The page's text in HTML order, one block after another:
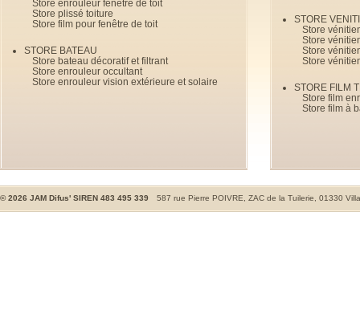
Store enrouleur fenêtre de toit
Store plissé toiture
Store film pour fenêtre de toit
STORE BATEAU
Store bateau décoratif et filtrant
Store enrouleur occultant
Store enrouleur vision extérieure et solaire
STORE
Store
Store
Store
Store
STORE FILM
Store film
Store film à
©2026 JAM Difus' SIREN 483 495 339 587 rue Pierre POIVRE, ZAC de la Tuilerie, 01330